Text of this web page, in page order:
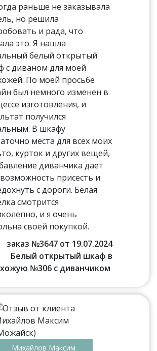
раньше не заказывала
но решила
и рада, что
это. Я нашла
белый открытый
с диваном для моей
По моей просьбе
был немного изменен в
изготовления, и
получился
В шкафу
места для всех моих
курток и других вещей,
диванчика дает
присесть и
с дороги. Белая
смотрится
и я очень
своей покупкой.
заказ №3647 от 19.07.2024
Белый открытый шкаф в
№306 с диванчиком
Михайлов Максим